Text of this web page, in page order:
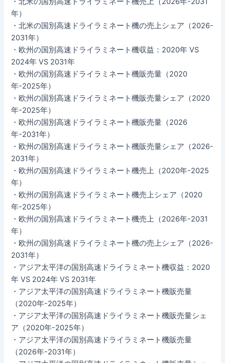
年）
・北米の国別高速ドライラミネート機の売上シェア（2026-
2031年）
・欧州の国別高速ドライラミネート機収益：2020年 VS
2024年 VS 2031年
・欧州の国別高速ドライラミネート機販売量（2020
年-2025年）
・欧州の国別高速ドライラミネート機販売量シェア（2020
年-2025年）
・欧州の国別高速ドライラミネート機販売量（2026
年-2031年）
・欧州の国別高速ドライラミネート機販売量シェア（2026-
2031年）
・欧州の国別高速ドライラミネート機売上（2020年-2025
年）
・欧州の国別高速ドライラミネート機売上シェア（2020
年-2025年）
・欧州の国別高速ドライラミネート機売上（2026年-2031
年）
・欧州の国別高速ドライラミネート機の売上シェア（2026-
2031年）
・アジア太平洋の国別高速ドライラミネート機収益：2020
年 VS 2024年 VS 2031年
・アジア太平洋の国別高速ドライラミネート機販売量
（2020年-2025年）
・アジア太平洋の国別高速ドライラミネート機販売量シェ
ア（2020年-2025年）
・アジア太平洋の国別高速ドライラミネート機販売量
（2026年-2031年）